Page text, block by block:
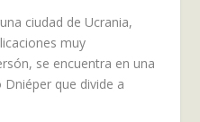
ciudad de Ucrania,
muy
se encuentra en una
que divide a